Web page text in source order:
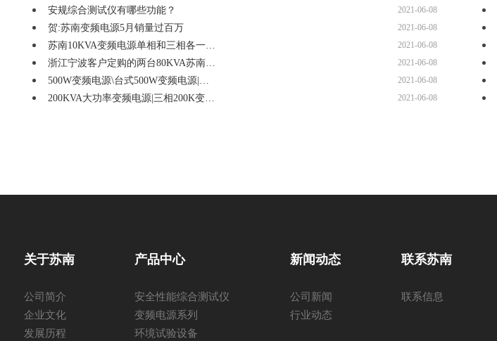
安规综合测试仪有哪些功能？ 2021-06-08
贺:苏南变频电源5月销量过百万 2021-06-08
苏南10KVA变频电源单相和三相各一… 2021-06-08
浙江宁波客户定购的两台80KVA苏南… 2021-06-08
500W变频电源\台式500W变频电源|… 2021-06-08
200KVA大功率变频电源|三相200K变… 2021-06-08
关于苏南
公司简介
企业文化
发展历程
产品中心
安全性能综合测试仪
变频电源系列
环境试验设备
新闻动态
公司新闻
行业动态
联系苏南
联系信息